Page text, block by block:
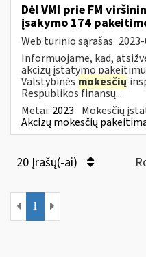
Dėl VMI prie FM
įsakymo 174
Web turinio sąrašas
Informuojame, kad,
akcizų įstatymo
Valstybinės mokesčių
Respublikos finansų...
Metai: 2023 Mokesčių
Akcizų mokesčių
20 Įrašų(-ai)
1